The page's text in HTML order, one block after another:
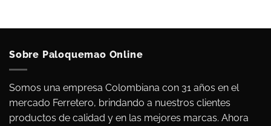
Sobre Paloquemao Online
Somos una empresa Colombiana con 31 años en el
mercado Ferretero, brindando a nuestros clientes
productos de calidad y en las mejores marcas. Ahora